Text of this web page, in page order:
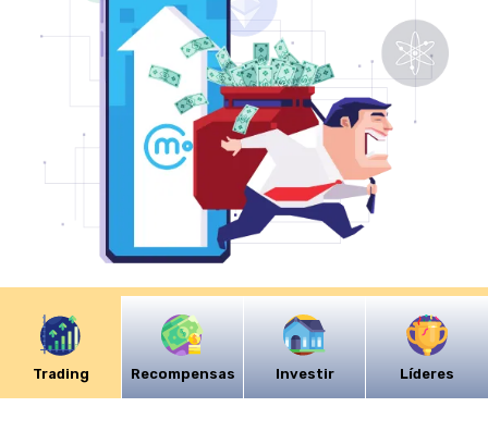
Trading Recompensas Investir Líderes